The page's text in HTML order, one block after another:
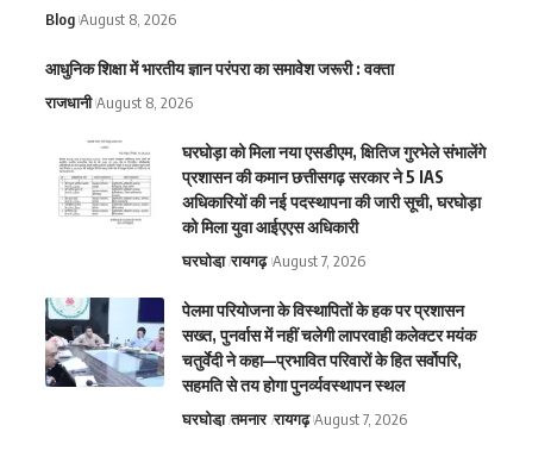
Blog August 8, 2026
आधुनिक शिक्षा में भारतीय ज्ञान परंपरा का समावेश जरूरी : वक्ता
राजधानी August 8, 2026
घरघोड़ा को मिला नया एसडीएम, क्षितिज गुरभेले संभालेंगे
प्रशासन की कमान छत्तीसगढ़ सरकार ने 5 IAS
अधिकारियों की नई पदस्थापना की जारी सूची, घरघोड़ा
को मिला युवा आईएएस अधिकारी
घरघोडा़ रायगढ़ August 7, 2026
पेलमा परियोजना के विस्थापितों के हक पर प्रशासन
सख्त, पुनर्वास में नहीं चलेगी लापरवाही कलेक्टर मयंक
चतुर्वेदी ने कहा—प्रभावित परिवारों के हित सर्वोपरि,
सहमति से तय होगा पुनर्व्यवस्थापन स्थल
घरघोडा़ तमनार रायगढ़ August 7, 2026